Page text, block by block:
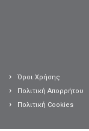
Όροι Χρήσης
Πολιτική Απορρήτου
Πολιτική Cookies